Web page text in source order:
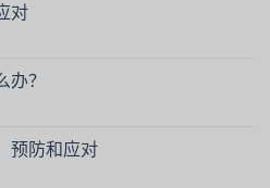
对
办？
预防和应对